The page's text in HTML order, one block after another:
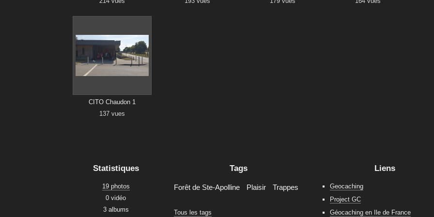
CITO Chaudon 1
137 vues
Statistiques
19 photos
0 vidéo
3 albums
Tags
Forêt de Ste-Apolline Plaisir Trappes
Tous les tags
Liens
Geocaching
Project GC
Géocaching en Ile de France